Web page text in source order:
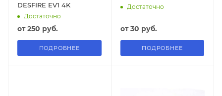
DESFIRE EV1 4K
Достаточно
от250 руб.
ПОДРОБНЕЕ
Достаточно
от30 руб.
ПОДРОБНЕЕ